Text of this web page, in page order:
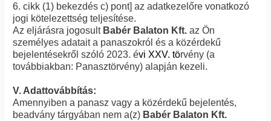
6. cikk (1) bekezdés c) pont] az adatkezelőre vonatkozó
jogi kötelezettség teljesítése.
Az eljárásra jogosult Babér Balaton Kft. az Ön
személyes adatait a panaszokról és a közérdekű
bejelentésekről szóló 2023. évi XXV. törvény (a
továbbiakban: Panasztörvény) alapján kezeli.
V. Adattovábbítás:
Amennyiben a panasz vagy a közérdekű bejelentés,
beadvány tárgyában nem a(z) Babér Balaton Kft.